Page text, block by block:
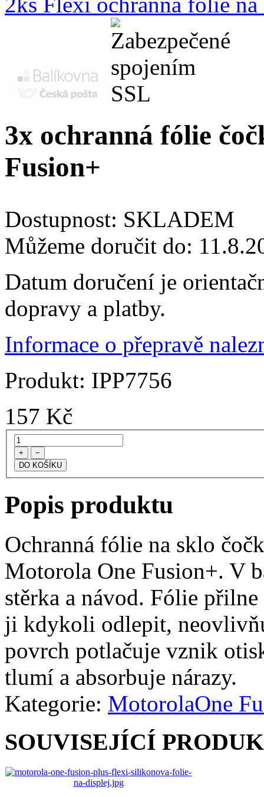
3x ochranná fólie
Fusion+
Dostupnost: SKLADEM
Můžeme doručit do:
Datum doručení je
dopravy a platby.
Informace o přepravě
Produkt: IPP7756
157 Kč
+ −
Popis produktu
Ochranná fólie na sklo
Motorola One Fusion+. V
stěrka a návod. Fólie
ji kdykoli odlepit,
povrch potlačuje vznik
tlumí a absorbuje nárazy.
Kategorie: MotorolaOne
SOUVISEJÍCÍ